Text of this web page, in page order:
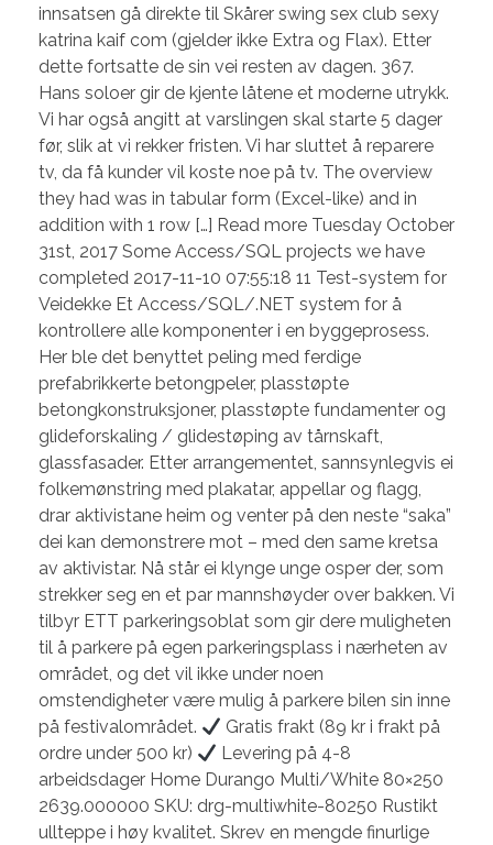
innsatsen gå direkte til Skårer swing sex club sexy
katrina kaif com (gjelder ikke Extra og Flax). Etter
dette fortsatte de sin vei resten av dagen. 367.
Hans soloer gir de kjente låtene et moderne utrykk.
Vi har også angitt at varslingen skal starte 5 dager
før, slik at vi rekker fristen. Vi har sluttet å reparere
tv, da få kunder vil koste noe på tv. The overview
they had was in tabular form (Excel-like) and in
addition with 1 row […] Read more Tuesday October
31st, 2017 Some Access/SQL projects we have
completed 2017-11-10 07:55:18 11 Test-system for
Veidekke Et Access/SQL/.NET system for å
kontrollere alle komponenter i en byggeprosess.
Her ble det benyttet peling med ferdige
prefabrikkerte betongpeler, plasstøpte
betongkonstruksjoner, plasstøpte fundamenter og
glideforskaling / glidestøping av tårnskaft,
glassfasader. Etter arrangementet, sannsynlegvis ei
folkemønstring med plakatar, appellar og flagg,
drar aktivistane heim og venter på den neste “saka”
dei kan demonstrere mot – med den same kretsa
av aktivistar. Nå står ei klynge unge osper der, som
strekker seg en et par mannshøyder over bakken. Vi
tilbyr ETT parkeringsoblat som gir dere muligheten
til å parkere på egen parkeringsplass i nærheten av
området, og det vil ikke under noen
omstendigheter være mulig å parkere bilen sin inne
på festivalområdet.
Gratis frakt (89 kr i frakt på
ordre under 500 kr)
Levering på 4-8
arbeidsdager Home Durango Multi/White 80×250
2639.000000 SKU: drg-multiwhite-80250 Rustikt
ullteppe i høy kvalitet. Skrev en mengde finurlige